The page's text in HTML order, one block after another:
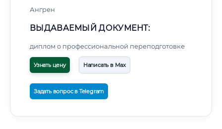
Ангрен
ВЫДАВАЕМЫЙ ДОКУМЕНТ:
диплом о профессиональной переподготовке
Узнать цену Написать в Max
Задать вопрос в Telegram